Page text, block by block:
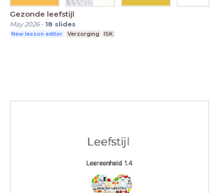
Gezonde leefstijl
May 2026- 18 slides
New lesson editor Verzorging ISK